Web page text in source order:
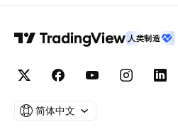
人类制造
简体中文